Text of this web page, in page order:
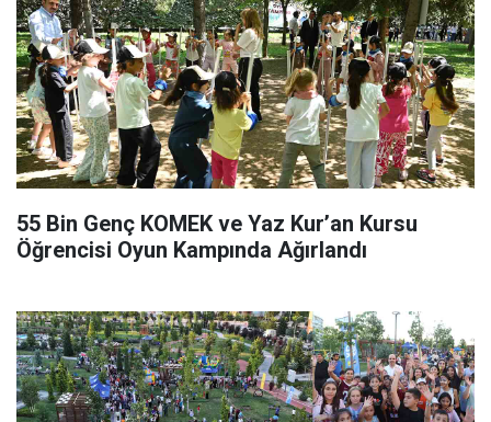
55 Bin Genç KOMEK ve Yaz Kur’an Kursu
Öğrencisi Oyun Kampında Ağırlandı